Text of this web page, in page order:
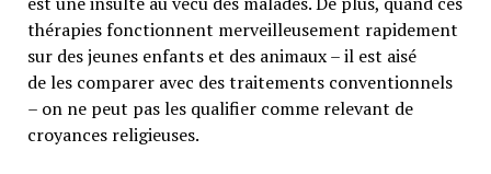
thérapies fonctionnent merveilleusement rapidement
sur des jeunes enfants et des animaux – il est aisé
de les comparer avec des traitements conventionnels
– on ne peut pas les qualifier comme relevant de
croyances religieuses.